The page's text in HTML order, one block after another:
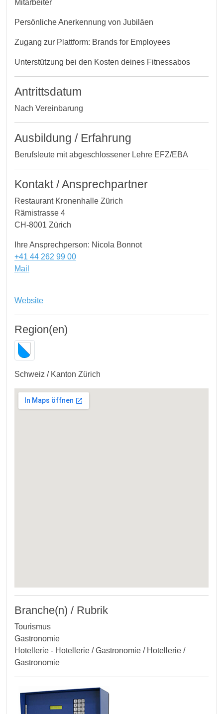
Mitarbeiter
Persönliche Anerkennung von Jubiläen
Zugang zur Plattform: Brands for Employees
Unterstützung bei den Kosten deines Fitnessabos
Antrittsdatum
Nach Vereinbarung
Ausbildung / Erfahrung
Berufsleute mit abgeschlossener Lehre EFZ/EBA
Kontakt / Ansprechpartner
Restaurant Kronenhalle Zürich
Rämistrasse 4
CH-8001 Zürich
Ihre Ansprechperson: Nicola Bonnot
+41 44 262 99 00
Mail
Website
Region(en)
Schweiz / Kanton Zürich
Branche(n) / Rubrik
Tourismus
Gastronomie
Hotellerie - Hotellerie / Gastronomie / Hotellerie /
Gastronomie